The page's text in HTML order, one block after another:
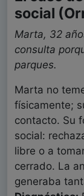
social
Marta, 32
consulta
parques.
Marta no
físicamente;
contacto. Su
social:
libre o a
cerrado. La
generaba